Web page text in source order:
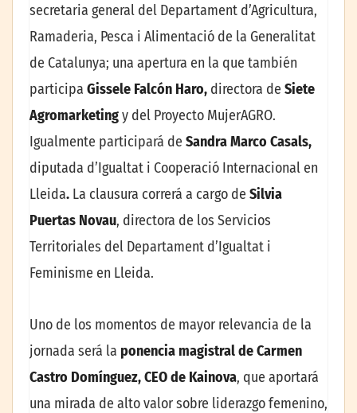
secretaria general del Departament d’Agricultura,
Ramaderia, Pesca i Alimentació de la Generalitat
de Catalunya; una apertura en la que también
participa Gissele Falcón Haro, directora de Siete
Agromarketingy del Proyecto MujerAGRO.
Igualmente participará de Sandra Marco Casals,
diputada d’Igualtat i Cooperació Internacional en
Lleida. La clausura correrá a cargo de Silvia
Puertas Novau, directora de los Servicios
Territoriales del Departament d’Igualtat i
Feminisme en Lleida.
Uno de los momentos de mayor relevancia de la
jornada será la ponencia magistral de Carmen
Castro Domínguez, CEO de Kainova, que aportará
una mirada de alto valor sobre liderazgo femenino,